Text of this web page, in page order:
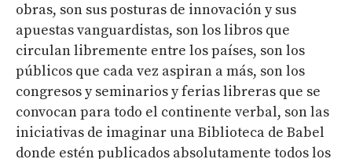
obras, son sus posturas de innovación y sus
apuestas vanguardistas, son los libros que
circulan libremente entre los países, son los
públicos que cada vez aspiran a más, son los
congresos y seminarios y ferias libreras que se
convocan para todo el continente verbal, son las
iniciativas de imaginar una Biblioteca de Babel
donde estén publicados absolutamente todos los